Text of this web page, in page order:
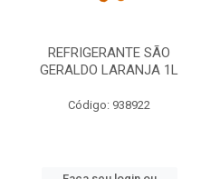
REFRIGERANTE SÃO
GERALDO LARANJA 1L
Código: 938922